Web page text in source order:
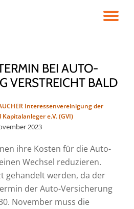
BEI AUTO-
VERSTREICHT BALD
Interessenvereinigung der
e.V. (GVI)
2023
ihre Kosten für die Auto-
Wechsel reduzieren.
gehandelt werden, da der
der Auto-Versicherung
November muss die